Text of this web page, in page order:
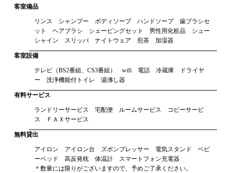
客室備品
リンス シャンプー ボディソープ ハンドソープ 歯ブラシセ
ット ヘアブラシ シェービングセット 男性用化粧品 シュー
シャイン スリッパ ナイトウェア 煎茶 加湿器
客室設備
テレビ（BS2番組、CS3番組） wifi 電話 冷蔵庫 ドライヤ
ー 洗浄機能付トイレ 湯沸し器
有料サービス
ランドリーサービス 宅配便 ルームサービス コピーサービ
ス ＦＡＸサービス
無料貸出
アイロン アイロン台 ズボンプレッサー 電気スタンド ベビ
ーベッド 高反発枕 体温計 スマートフォン充電器
＊数量には限りがございますので、予めご了承ください。